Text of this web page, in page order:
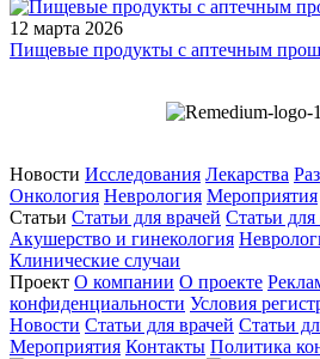
12 марта 2026
Пищевые продукты с аптечным
Новости Исследования Лекарства
Онкология Неврология Мероприятия
Статьи Статьи для врачей Статьи
Акушерство и гинекология
Клинические случаи
Проект О компании О проекте
конфиденциальности Условия
Новости Статьи для врачей Статьи
Мероприятия Контакты Политика